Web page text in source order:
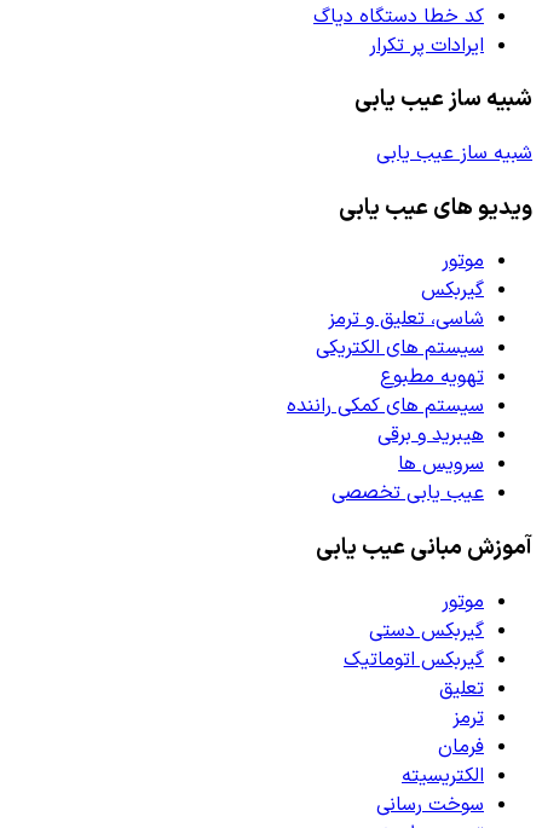
کد خطا دستگاه دیاگ
ایرادات پر تکرار
شبیه ساز عیب یابی
شبیه ساز عیب یابی
ویدیو های عیب یابی
موتور
گیربکس
شاسی، تعلیق و ترمز
سیستم های الکتریکی
تهویه مطبوع
سیستم های کمکی راننده
هیبرید و برقی
سرویس ها
عیب یابی تخصصی
آموزش مبانی عیب یابی
موتور
گیربکس دستی
گیربکس اتوماتیک
تعلیق
ترمز
فرمان
الکتریسیته
سوخت رسانی